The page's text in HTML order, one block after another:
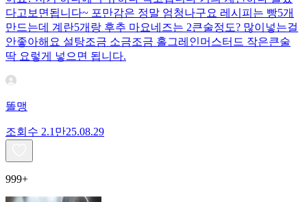
다고보면됩니다~ 포만감은 정말 엄청나구요 레시피는 빵5개
만드는데 계란5개랑 후추 마요네즈는 2큰술정도? 많이넣는걸
안좋아해요 설탕조금 소금조금 홀그레인머스터드 작은큰술
딱 요렇게 넣으면 됩니다.
똘맹
조회수 2.1만25.08.29
999+